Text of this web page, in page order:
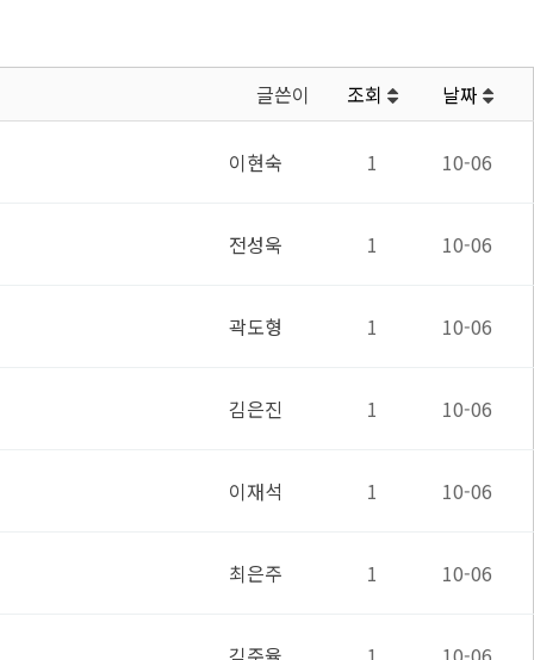
글쓴이 조회 날짜
이현숙 1 10-06
전성욱 1 10-06
곽도형 1 10-06
김은진 1 10-06
이재석 1 10-06
최은주 1 10-06